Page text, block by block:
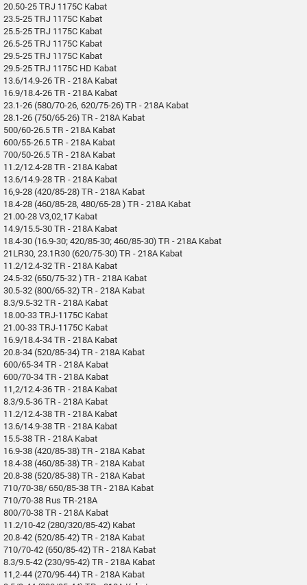
20.50-25 TRJ 1175C Kabat
23.5-25 TRJ 1175C Kabat
25.5-25 TRJ 1175C Kabat
26.5-25 TRJ 1175C Kabat
29.5-25 TRJ 1175C Kabat
29.5-25 TRJ 1175C HD Kabat
13.6/14.9-26 TR - 218A Kabat
16.9/18.4-26 TR - 218A Kabat
23.1-26 (580/70-26, 620/75-26) TR - 218A Kabat
28.1-26 (750/65-26) TR - 218A Kabat
500/60-26.5 TR - 218A Kabat
600/55-26.5 TR - 218A Kabat
700/50-26.5 TR - 218A Kabat
11.2/12.4-28 TR - 218A Kabat
13.6/14.9-28 TR - 218A Kabat
16,9-28 (420/85-28) TR - 218A Kabat
18.4-28 (460/85-28, 480/65-28 ) TR - 218A Kabat
21.00-28 V3,02,17 Kabat
14.9/15.5-30 TR - 218A Kabat
18.4-30 (16.9-30; 420/85-30; 460/85-30) TR - 218A Kabat
21LR30, 23.1R30 (620/75-30) TR - 218A Kabat
11.2/12.4-32 TR - 218A Kabat
24.5-32 (650/75-32 ) TR - 218A Kabat
30.5-32 (800/65-32) TR - 218A Kabat
8.3/9.5-32 TR - 218A Kabat
18.00-33 TRJ-1175C Kabat
21.00-33 TRJ-1175C Kabat
16.9/18.4-34 TR - 218A Kabat
20.8-34 (520/85-34) TR - 218A Kabat
600/65-34 TR - 218A Kabat
600/70-34 TR - 218A Kabat
11,2/12.4-36 TR - 218A Kabat
8.3/9.5-36 TR - 218A Kabat
11.2/12.4-38 TR - 218A Kabat
13.6/14.9-38 TR - 218A Kabat
15.5-38 TR - 218A Kabat
16.9-38 (420/85-38) TR - 218A Kabat
18.4-38 (460/85-38) TR - 218A Kabat
20.8-38 (520/85-38) TR - 218A Kabat
710/70-38/ 650/85-38 TR - 218A Kabat
710/70-38 Rus TR-218A
800/70-38 TR - 218A Kabat
11.2/10-42 (280/320/85-42) Kabat
20.8-42 (520/85-42) TR - 218A Kabat
710/70-42 (650/85-42) TR - 218A Kabat
8.3/9.5-42 (230/95-42) TR - 218A Kabat
11,2-44 (270/95-44) TR - 218A Kabat